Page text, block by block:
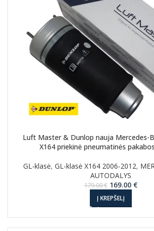
Luft Master & Dunlop nauja Mercedes-
X164 priekinė pneumatinės
GL-klasė, GL-klasė X164 2006-2012,
AUTODALYS
179.00€ Original
price
was:
169.00 €
Į KREPŠELĮ